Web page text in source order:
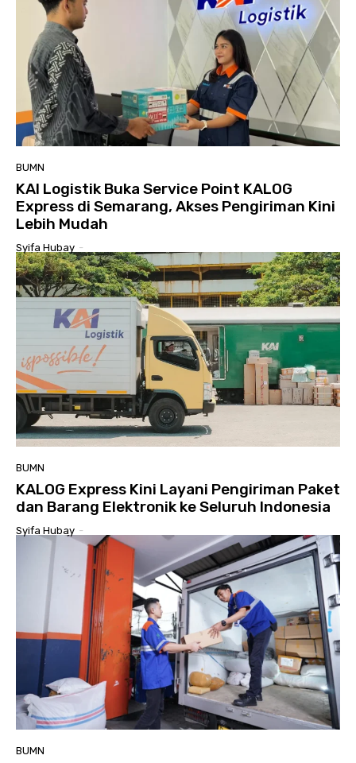
BUMN
KAI Logistik Buka Service Point KALOG
Express di Semarang, Akses Pengiriman Kini
Lebih Mudah
Syifa Hubay -
BUMN
KALOG Express Kini Layani Pengiriman Paket
dan Barang Elektronik ke Seluruh Indonesia
Syifa Hubay -
BUMN